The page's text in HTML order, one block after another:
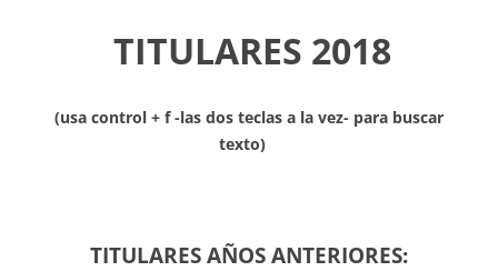
TITULARES 2018
(usa control + f -las dos teclas a la vez- para buscar
texto)
TITULARES AÑOS ANTERIORES: